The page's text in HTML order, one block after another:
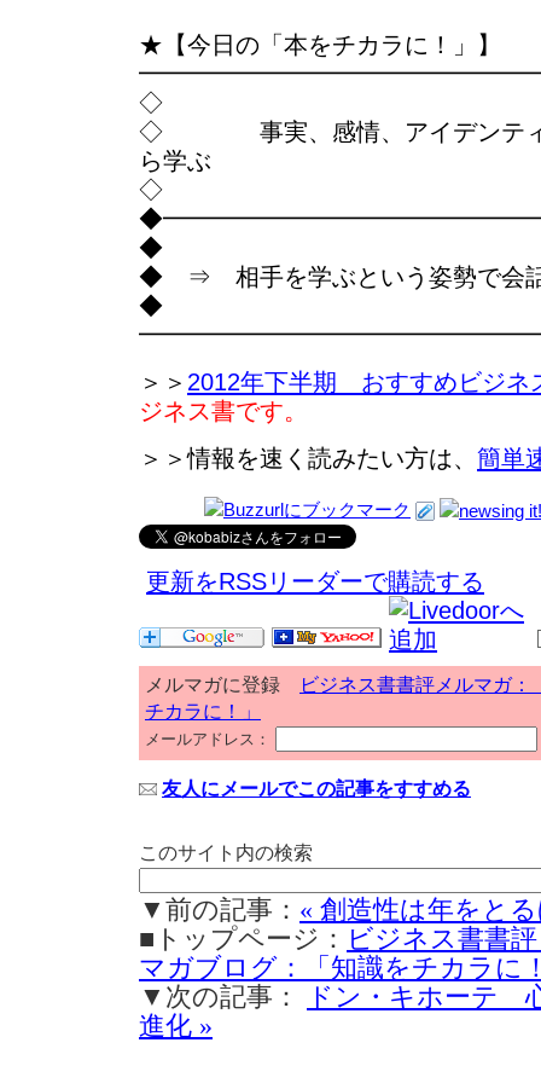
★【今日の「本をチカラに！」】
◇
◇ 事実、感情、アイデンティ
ら学ぶ
◇
◆
◆ ⇒ 相手を学ぶという姿勢で会話
◆
＞＞ 2012年下半期 おすすめビジネ
ジネス書です。
＞＞情報を速く読みたい方は、 簡単
更新をRSSリーダーで購読する
メルマガに登録
ビジネス書書評メルマガ：
チカラに！」
メールアドレス：
友人にメールでこの記事をすすめる
このサイト内の検索
▼前の記事： « 創造性は年をと
■トップページ： ビジネス書書
マガブログ：「知識をチカラに
▼次の記事：
ドン・キホーテ
進化 »